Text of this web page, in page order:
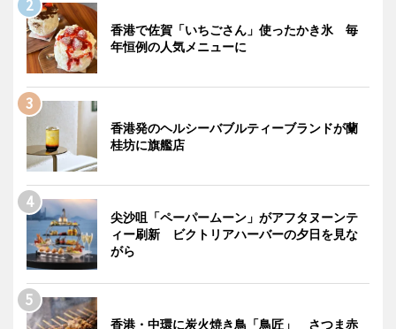
香港で佐賀「いちごさん」使ったかき氷 毎
年恒例の人気メニューに
香港発のヘルシーバブルティーブランドが蘭
桂坊に旗艦店
尖沙咀「ペーパームーン」がアフタヌーンテ
ィー刷新 ビクトリアハーバーの夕日を見な
がら
香港・中環に炭火焼き鳥「鳥匠」 さつま赤